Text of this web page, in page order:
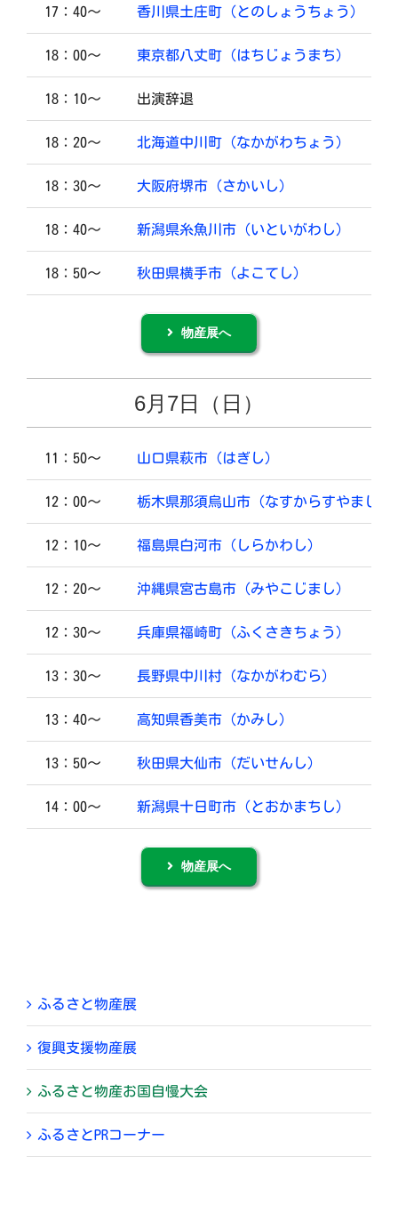
17：40～ 香川県土庄町（とのしょうちょう）
18：00～ 東京都八丈町（はちじょうまち）
18：10～ 出演辞退
18：20～ 北海道中川町（なかがわちょう）
18：30～ 大阪府堺市（さかいし）
18：40～ 新潟県糸魚川市（いといがわし）
18：50～ 秋田県横手市（よこてし）
物産展へ
6月7日（日）
11：50～ 山口県萩市（はぎし）
12：00～ 栃木県那須烏山市（なすからすやまし）
12：10～ 福島県白河市（しらかわし）
12：20～ 沖縄県宮古島市（みやこじまし）
12：30～ 兵庫県福崎町（ふくさきちょう）
13：30～ 長野県中川村（なかがわむら）
13：40～ 高知県香美市（かみし）
13：50～ 秋田県大仙市（だいせんし）
14：00～ 新潟県十日町市（とおかまちし）
物産展へ
ふるさと物産展
復興支援物産展
ふるさと物産お国自慢大会
ふるさとPRコーナー